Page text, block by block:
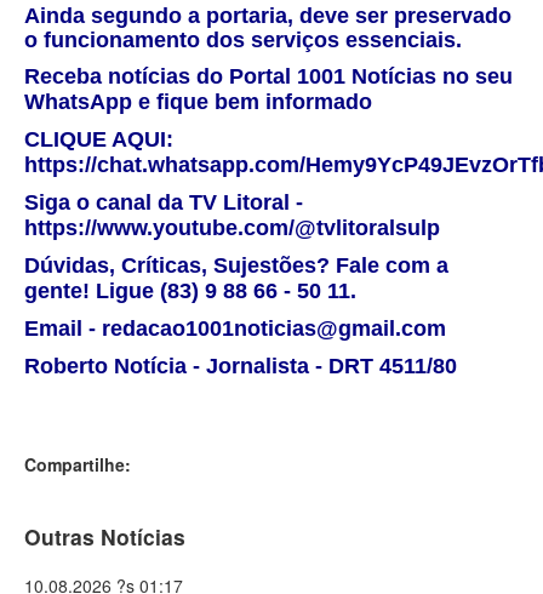
Ainda segundo a portaria, deve ser preservado
o funcionamento dos serviços essenciais.
Receba notícias do Portal 1001 Notícias no seu
WhatsApp e fique bem informado
CLIQUE AQUI:
https://chat.whatsapp.com/
Siga o canal da TV Litoral -
https://www.youtube.com/@tvlitoralsulp
Dúvidas, Críticas, Sujestões? Fale com a
gente! Ligue (83) 9 88 66 - 50 11.
Email - redacao1001noticias@gmail.com
Roberto Notícia - Jornalista - DRT 4511/80
Compartilhe:
Outras Notícias
10.08.2026 ?s 01:17